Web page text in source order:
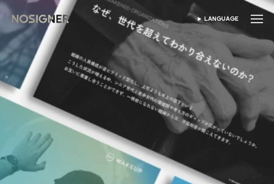
홈 SELECT LANGUAGE
LANGUAGE